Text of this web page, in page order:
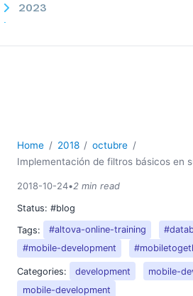
2023
2021
04
06
07
08
09
Implementación de filtros
Home 2018
octubre
Implementación de filtros básicos en
2018-10-24•2 min read
Status: #blog
Tags:
#altova-online-training
#mobile-development
Categories: development
mobile-
mobile-development